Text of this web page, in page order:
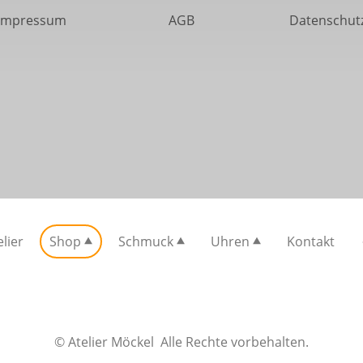
AGB
Shop Schmuck Uhren Kontakt
© Atelier Möckel Alle Rechte vorbehalten.